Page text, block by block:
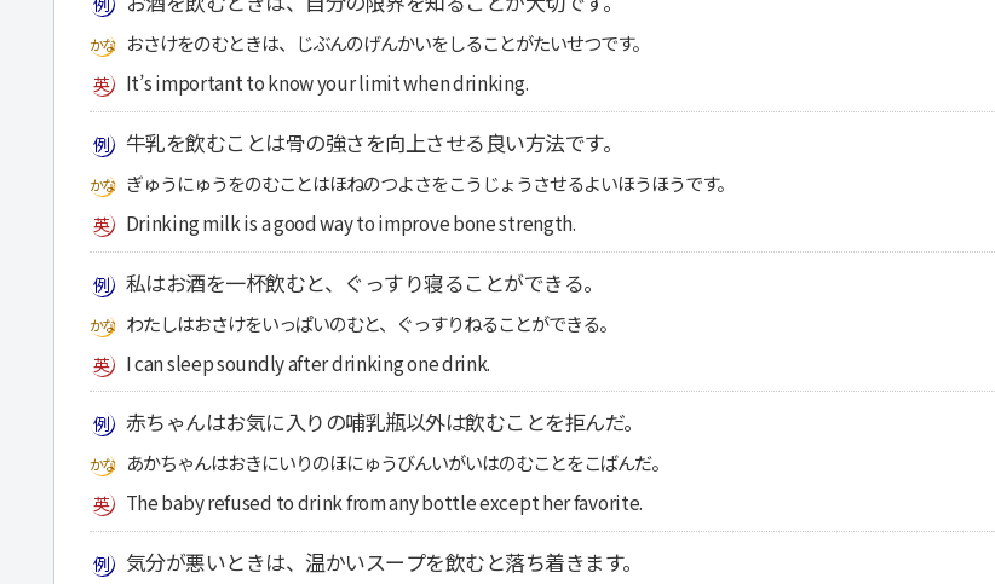
おさけをのむときは、じぶんのげんかいをしることがたいせつです。
It’s important to know your limit when drinking.
牛乳を飲むことは骨の強さを向上させる良い方法です。
ぎゅうにゅうをのむことはほねのつよさをこうじょうさせるよいほうほうです。
Drinking milk is a good way to improve bone strength.
私はお酒を一杯飲むと、ぐっすり寝ることができる。
わたしはおさけをいっぱいのむと、ぐっすりねることができる。
I can sleep soundly after drinking one drink.
赤ちゃんはお気に入りの哺乳瓶以外は飲むことを拒んだ。
あかちゃんはおきにいりのほにゅうびんいがいはのむことをこばんだ。
The baby refused to drink from any bottle except her favorite.
気分が悪いときは、温かいスープを飲むと落ち着きます。